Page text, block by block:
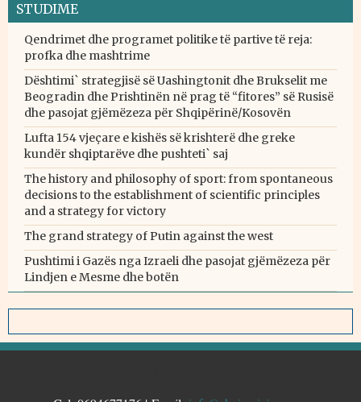
STUDIME
Qendrimet dhe programet politike të partive të reja:
profka dhe mashtrime
Dështimi` strategjisë së Uashingtonit dhe Brukselit me
Beogradin dhe Prishtinën në prag të “fitores” së Rusisë
dhe pasojat gjëmëzeza për Shqipërinë/Kosovën
Lufta 154 vjeçare e kishës së krishterë dhe greke
kundër shqiptarëve dhe pushteti` saj
The history and philosophy of sport: from spontaneous
decisions to the establishment of scientific principles
and a strategy for victory
The grand strategy of Putin against the west
Pushtimi i Gazës nga Izraeli dhe pasojat gjëmëzeza për
Lindjen e Mesme dhe botën